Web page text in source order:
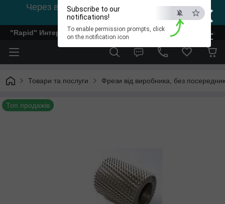
×
ESC
Subscribe to our
notifications!
To enable permission prompts, click
on the notification icon
Через відсутність світла, зв'язок на viber
0978002056
"Rapid" Интернет-магазин деревообрабатывающего
Товари та послуги Фрези від виробника, без
Топ продажів